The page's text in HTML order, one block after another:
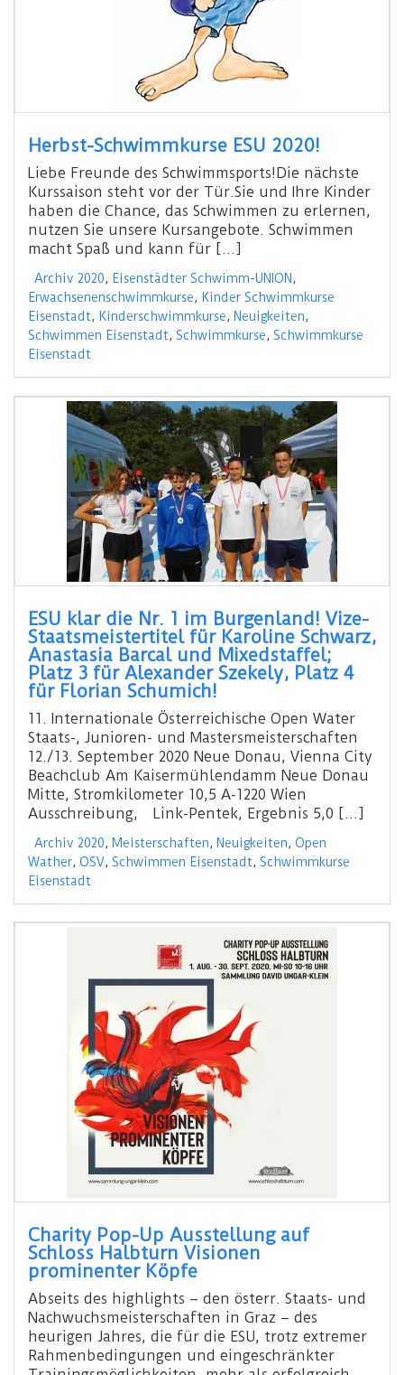
Herbst-Schwimmkurse ESU 2020!
Liebe Freunde des Schwimmsports!Die nächste
Kurssaison steht vor der Tür.Sie und Ihre Kinder
haben die Chance, das Schwimmen zu erlernen,
nutzen Sie unsere Kursangebote. Schwimmen
macht Spaß und kann für […]
Archiv 2020, Eisenstädter Schwimm-UNION,
Erwachsenenschwimmkurse, Kinder Schwimmkurse
Eisenstadt, Kinderschwimmkurse, Neuigkeiten,
Schwimmen Eisenstadt, Schwimmkurse, Schwimmkurse
Eisenstadt
ESU klar die Nr. 1 im Burgenland! Vize-
Staatsmeistertitel für Karoline Schwarz,
Anastasia Barcal und Mixedstaffel;
Platz 3 für Alexander Szekely, Platz 4
für Florian Schumich!
11. Internationale Österreichische Open Water
Staats-, Junioren- und Mastersmeisterschaften
12./13. September 2020 Neue Donau, Vienna City
Beachclub Am Kaisermühlendamm Neue Donau
Mitte, Stromkilometer 10,5 A-1220 Wien
Ausschreibung, Link-Pentek, Ergebnis 5,0 […]
Archiv 2020, Meisterschaften, Neuigkeiten, Open
Wather, OSV, Schwimmen Eisenstadt, Schwimmkurse
Eisenstadt
Charity Pop-Up Ausstellung auf
Schloss Halbturn Visionen
prominenter Köpfe
Abseits des highlights – den österr. Staats- und
Nachwuchsmeisterschaften in Graz – des
heurigen Jahres, die für die ESU, trotz extremer
Rahmenbedingungen und eingeschränkter